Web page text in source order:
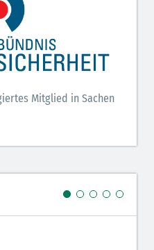
Mitglied in Sachen